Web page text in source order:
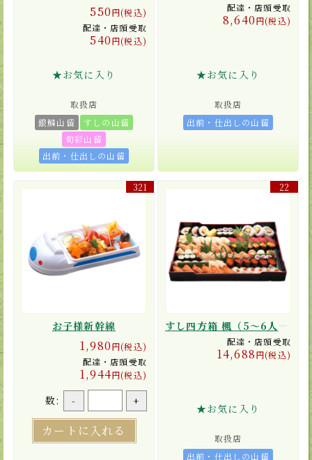
550円(税込)
配達・店頭受取
540円(税込)
★お気に入り
取扱店
銀鱗山留
すしの山留
旬彩山留
出前・仕出しの山留
配達・店頭受取
8,640円(税込)
★お気に入り
取扱店
出前・仕出しの山留
321
お子様新幹線
1,980円(税込)
配達・店頭受取
1,944円(税込)
数: - +
カートに入れる
22
すし四方箱 楓（5〜6人前）
配達・店頭受取
14,688円(税込)
★お気に入り
取扱店
出前・仕出しの山留